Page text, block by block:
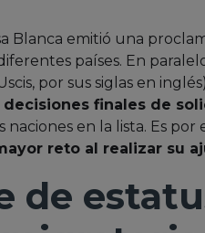
Blanca emitió una
países. En
por sus siglas en
decisiones finales de
naciones en la lista. Es
reto al realizar su
de